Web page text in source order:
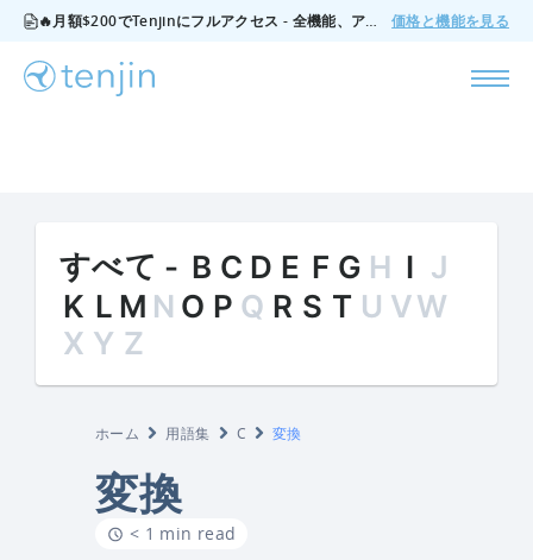
🔥月額$200でTenjinにフルアクセス - 全機能、アドオンなし、いつでもキャンセル可能。 価格と機能を見る
すべて - B C D E F G H I J
K L M N O P Q R S T U VW
X Y Z
ホーム 用語集 C 変換
変換
< 1 min read